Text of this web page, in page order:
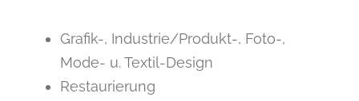
Grafik-, Industrie/Produkt-, Foto-,
Mode- u. Textil-Design
Restaurierung